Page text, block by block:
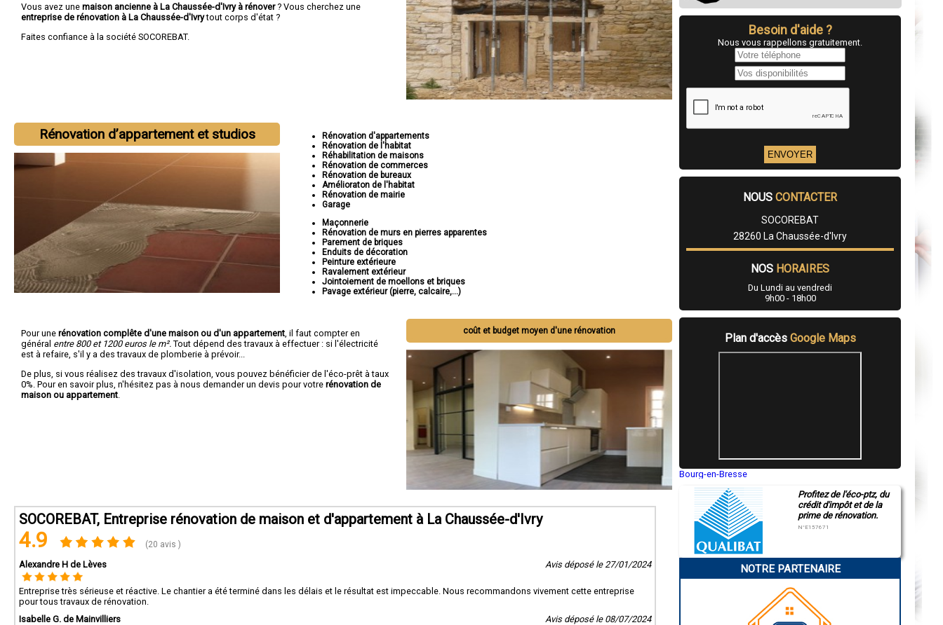
Vous avez une maison ancienne à La Chaussée-d'Ivry à rénover? Vous cherchez une
entreprise de rénovation à La Chaussée-d'Ivrytout corps d'état ?
Faites confiance à la société SOCOREBAT.
Rénovation d’appartement et studios
Rénovation d'appartements
Rénovation de l'habitat
Réhabilitation de maisons
Rénovation de commerces
Rénovation de bureaux
Amélioraton de l'habitat
Rénovation de mairie
Garage
Maçonnerie
Rénovation de murs en pierres apparentes
Parement de briques
Enduits de décoration
Peinture extérieure
Ravalement extérieur
Jointoiement de moellons et briques
Pavage extérieur (pierre, calcaire,...)
coût et budget moyen d'une rénovation
Pour une rénovation complête d'une maison ou d'un appartement , il faut compter en
général entre 800 et 1200 euros le m². Tout dépend des travaux à effectuer : si l'électricité
est à refaire, s'il y a des travaux de plomberie à prévoir...
De plus, si vous réalisez des travaux d'isolation, vous pouvez bénéficier de l'éco-prêt à taux
0%. Pour en savoir plus, n'hésitez pas à nous demander un devis pour votre rénovation de
maison ou appartement
SOCOREBAT, Entreprise rénovation de maison et d'appartement à La Chaussée-d'Ivry
4.9 (20 avis )
Alexandre H de Lèves Avis déposé le 27/01/2024
Entreprise très sérieuse et réactive. Le chantier a été terminé dans les délais et le résultat est impeccable. Nous recommandons vivement cette entreprise
pour tous travaux de rénovation.
Isabelle G. de Mainvilliers
Avis déposé le 08/07/2024
Besoin d'aide ?
Nous vous rappellons gratuitement.
NOUS CONTACTER
SOCOREBAT
28260 La Chaussée-d'Ivry
NOS HORAIRES
Du Lundi au vendredi
9h00 - 18h00
Plan d'accès Google Maps
Bourg-en-Bresse
Montluçon
Manosque
Gap
Charleville-Mézières
Pamiers
Narbonne
Profitez de l'éco-ptz, du
crédit d'impôt et de la
prime de rénovation.
N°E157671
NOTRE PARTENAIRE